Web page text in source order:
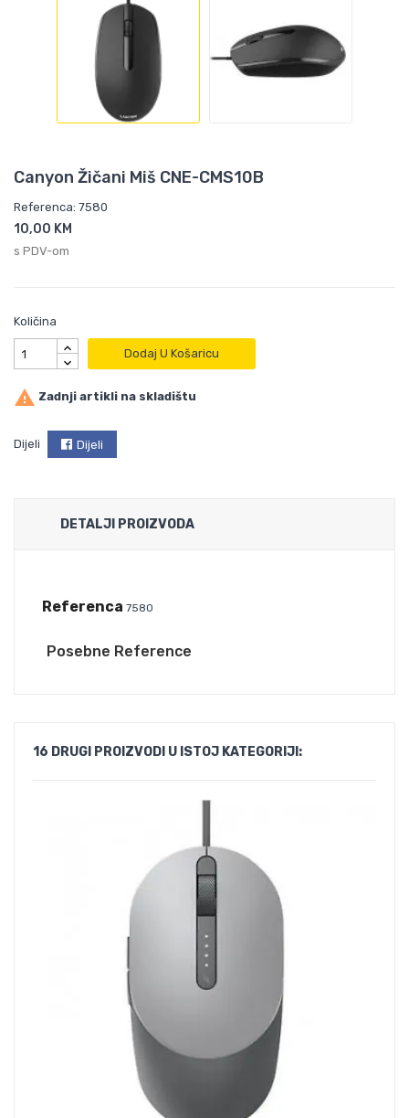
Canyon Žičani Miš CNE-CMS10B
Referenca: 7580
10,00 KM
s PDV-om
Količina
Dodaj U Košaricu
 Zadnji artikli na skladištu
Dijeli Dijeli
DETALJI PROIZVODA
Referenca 7580
Posebne Reference
16 DRUGI PROIZVODI U ISTOJ KATEGORIJI: